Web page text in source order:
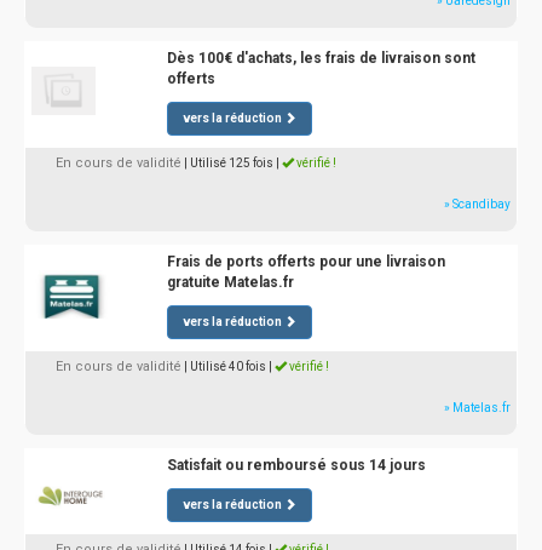
Dès 100€ d'achats, les frais de livraison sont
offerts
vers la réduction
En cours de validité | Utilisé 125 fois vérifié !
» Scandibay
Frais de ports offerts pour une livraison
gratuite Matelas.fr
vers la réduction
En cours de validité | Utilisé 40 fois vérifié !
» Matelas.fr
Satisfait ou remboursé sous 14 jours
vers la réduction